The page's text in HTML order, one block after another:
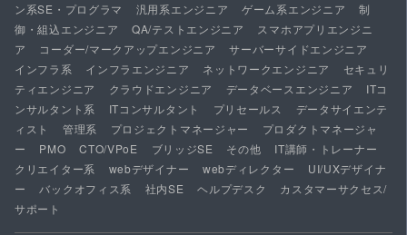
ン系SE・プログラマ
汎用系エンジニア ゲーム系エンジニア
制
御・組込エンジニア
QA/テストエンジニア
スマホアプリエンジニ
ア
コーダー/マークアップエンジニア
サーバーサイドエンジニア
インフラ系
インフラエンジニア ネットワークエンジニア
セキュリ
ティエンジニア
クラウドエンジニア データベースエンジニア
ITコ
ンサルタント系
ITコンサルタント プリセールス
データサイエンテ
ィスト
管理系 プロジェクトマネージャー
プロダクトマネージャ
ー
PMO CTO/VPoE ブリッジSE その他
IT講師・トレーナー
クリエイター系
webデザイナー webディレクター
UI/UXデザイナ
ー
バックオフィス系 社内SE ヘルプデスク
カスタマーサクセス/
サポート